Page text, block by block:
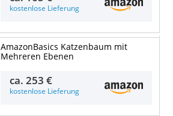
kostenlose Lieferung
AmazonBasics Katzenbaum mit
Mehreren Ebenen
ca.253 €
kostenlose Lieferung